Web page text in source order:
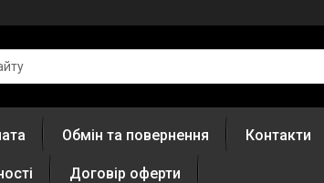
Обмін та повернення Контакти
Договір оферти